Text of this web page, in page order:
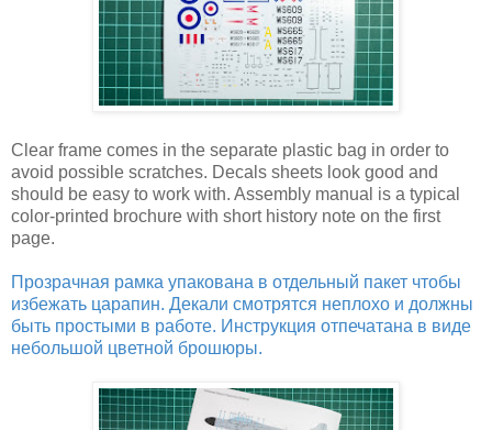
Clear frame comes in the separate plastic bag in order to
avoid possible scratches. Decals sheets look good and
should be easy to work with. Assembly manual is a typical
color-printed brochure with short history note on the first
page.
Прозрачная рамка упакована в отдельный пакет чтобы
избежать царапин. Декали смотрятся неплохо и должны
быть простыми в работе. Инструкция отпечатана в виде
небольшой цветной брошюры.